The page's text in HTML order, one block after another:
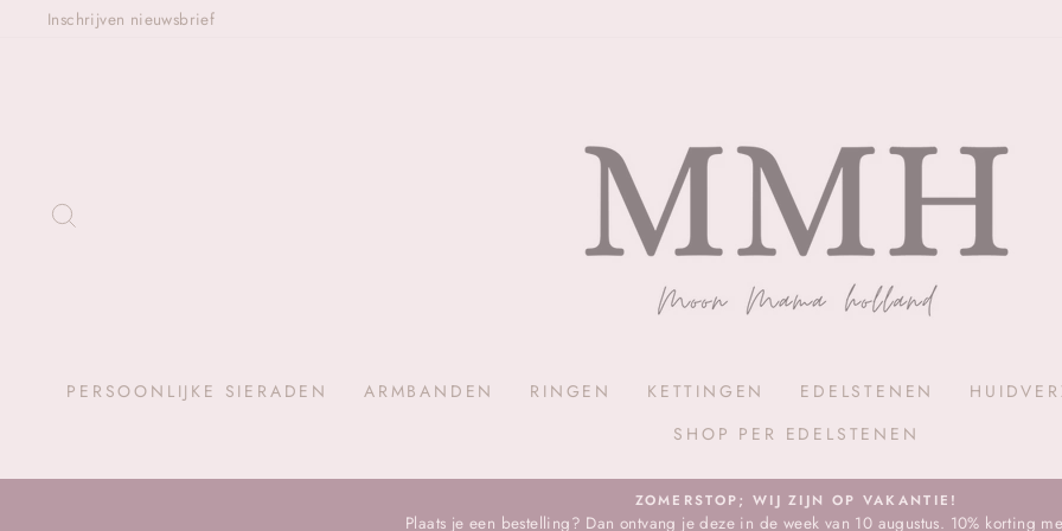
Inschrijven nieuwsbrief
PERSOONLIJKE SIERADEN ARMBANDEN RINGEN KETTINGEN EDELSTENEN
SHOP PER EDELSTENEN
ZOMERSTOP; WIJ ZIJN OP VAKANTIE!
Plaats je een bestelling? Dan ontvang je deze in de week van 10 augustus. 10% korting